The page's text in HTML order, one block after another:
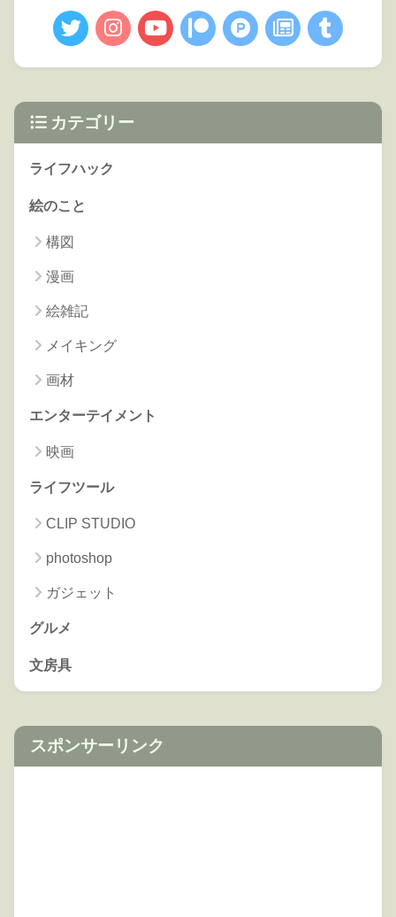
カテゴリー
ライフハック
絵のこと
構図
漫画
絵雑記
メイキング
画材
エンターテイメント
映画
ライフツール
CLIP STUDIO
photoshop
ガジェット
グルメ
文房具
スポンサーリンク